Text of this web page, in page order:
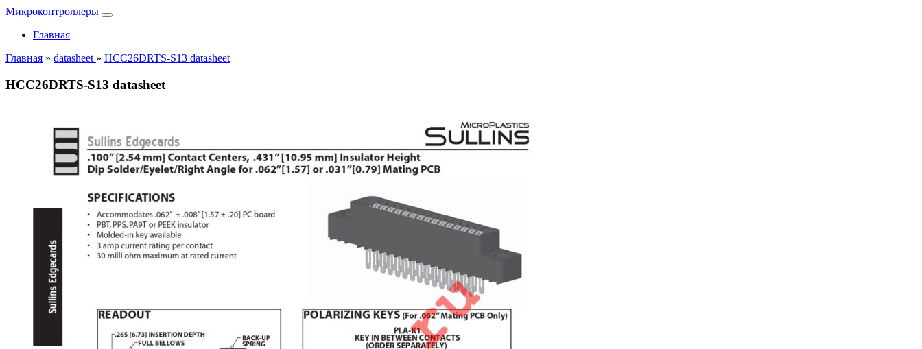
Микроконтроллеры
Главная
Главная » datasheet » HCC26DRTS-S13 datasheet
HCC26DRTS-S13 datasheet